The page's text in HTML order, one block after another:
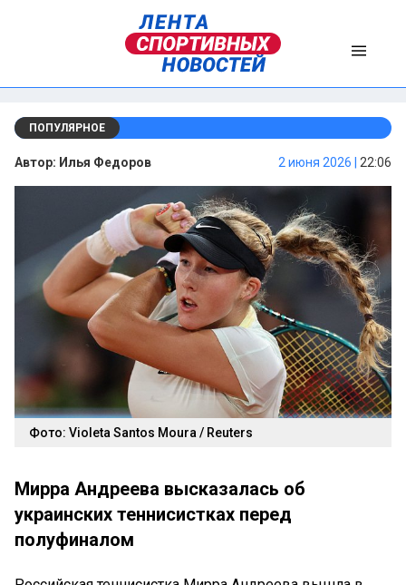
ПОПУЛЯРНОЕ
Автор: Илья Федоров 2 июня 2026 | 22:06
Фото: Violeta Santos Moura / Reuters
Мирра Андреева высказалась об
украинских теннисистках перед
полуфиналом